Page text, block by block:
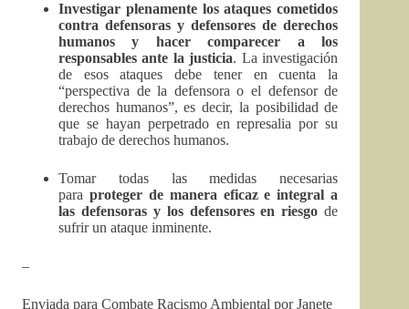
Investigar plenamente los ataques cometidos
contra defensoras y defensores de derechos
humanos y hacer comparecer a los
responsables ante la justicia. La investigación
de esos ataques debe tener en cuenta la
“perspectiva de la defensora o el defensor de
derechos humanos”, es decir, la posibilidad de
que se hayan perpetrado en represalia por su
trabajo de derechos humanos.
Tomar todas las medidas necesarias
para proteger de manera eficaz e integral a
las defensoras y los defensores en riesgo de
sufrir un ataque inminente.
–
Enviada para Combate Racismo Ambiental por Janete